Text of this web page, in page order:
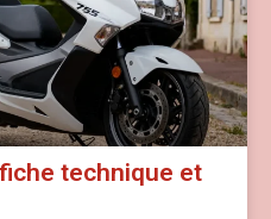
technique et